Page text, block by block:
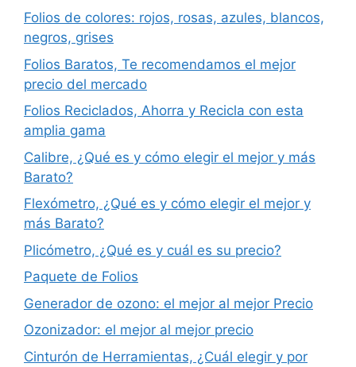
Folios de colores: rojos, rosas, azules, blancos,
negros, grises
Folios Baratos, Te recomendamos el mejor
precio del mercado
Folios Reciclados, Ahorra y Recicla con esta
amplia gama
Calibre, ¿Qué es y cómo elegir el mejor y más
Barato?
Flexómetro, ¿Qué es y cómo elegir el mejor y
más Barato?
Plicómetro, ¿Qué es y cuál es su precio?
Paquete de Folios
Generador de ozono: el mejor al mejor Precio
Ozonizador: el mejor al mejor precio
Cinturón de Herramientas, ¿Cuál elegir y por